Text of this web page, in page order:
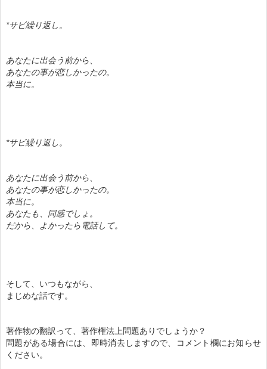
*サビ繰り返し。
あなたに出会う前から、
あなたの事が恋しかったの。
本当に。
*サビ繰り返し。
あなたに出会う前から、
あなたの事が恋しかったの。
本当に。
あなたも、同感でしょ。
だから、よかったら電話して。
そして、いつもながら、
まじめな話です。
著作物の翻訳って、著作権法上問題ありでしょうか？
問題がある場合には、即時消去しますので、コメント欄にお知らせ
ください。